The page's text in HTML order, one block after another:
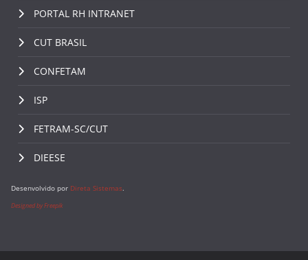
PORTAL RH INTRANET
CUT BRASIL
CONFETAM
ISP
FETRAM-SC/CUT
DIEESE
Desenvolvido por Direta Sistemas.
Designed by Freepik